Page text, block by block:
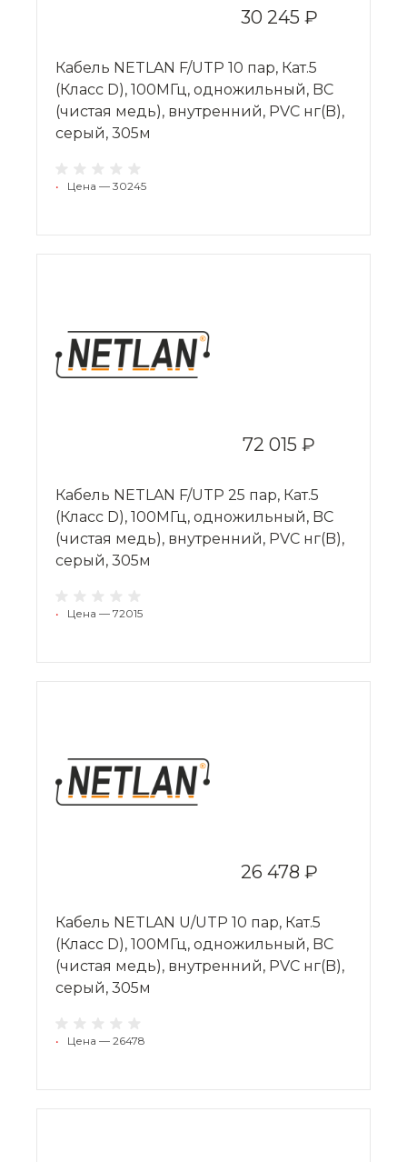
30 245 ₽
Кабель NETLAN F/UTP 10 пар, Кат.5
(Класс D), 100МГц, одножильный, BC
(чистая медь), внутренний, PVC нг(B),
серый, 305м
• Цена — 30245
72 015 ₽
Кабель NETLAN F/UTP 25 пар, Кат.5
(Класс D), 100МГц, одножильный, BC
(чистая медь), внутренний, PVC нг(B),
серый, 305м
• Цена — 72015
26 478 ₽
Кабель NETLAN U/UTP 10 пар, Кат.5
(Класс D), 100МГц, одножильный, BC
(чистая медь), внутренний, PVC нг(B),
серый, 305м
• Цена — 26478